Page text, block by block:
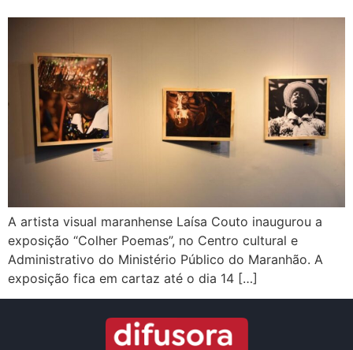
A artista visual maranhense Laísa Couto inaugurou a
exposição “Colher Poemas”, no Centro cultural e
Administrativo do Ministério Público do Maranhão. A
exposição fica em cartaz até o dia 14 […]